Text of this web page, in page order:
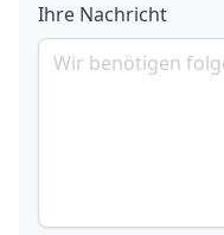
Ihre Nachricht